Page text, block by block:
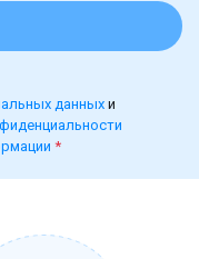
данныхи
*